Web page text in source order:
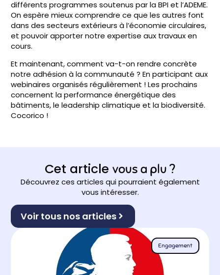
différents programmes soutenus par laBPIetl’ADEME.
On espère mieux comprendre ce que les autres font
dans des secteurs extérieurs à l’économie circulaires,
et pouvoir apporter notre expertise aux travaux en
cours.
Et maintenant, comment va-t-on rendre concrète
notre adhésion à la communauté ? En participant aux
webinaires organisés régulièrement ! Les prochains
concernent la performance énergétique des
bâtiments, le leadership climatique et la biodiversité.
Cocorico !
Cet article vous a plu ?
Découvrez ces articles qui pourraient également
vous intéresser.
Voir tous nos articles
Engagement